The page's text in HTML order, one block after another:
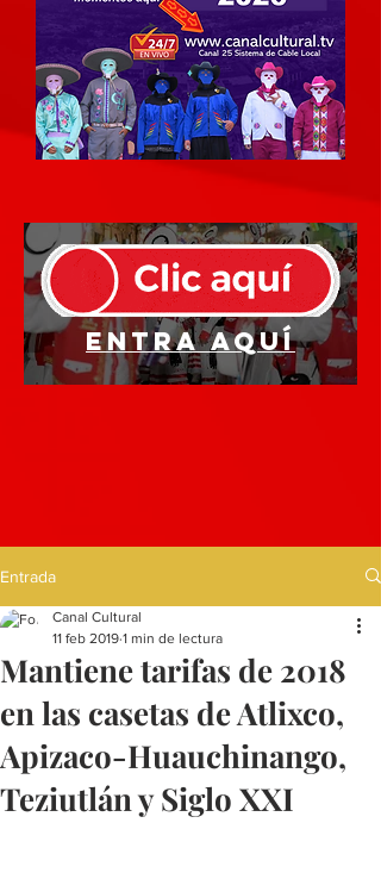
Entra aquí
Entrada
Mantiene tarifas de 2018
en las casetas de Atlixco,
Apizaco-Huauchinango,
Teziutlán y Siglo XXI
Canal Cultural
11 feb 2019 1 min de lectura